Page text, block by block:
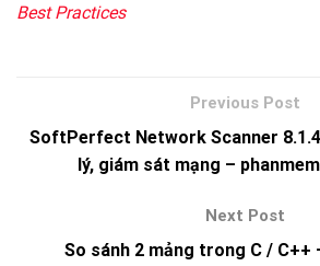
Best Practices
SoftPerfect Network Scanner
lý, giám sát mạng –
So sánh 2 mảng trong C / C++